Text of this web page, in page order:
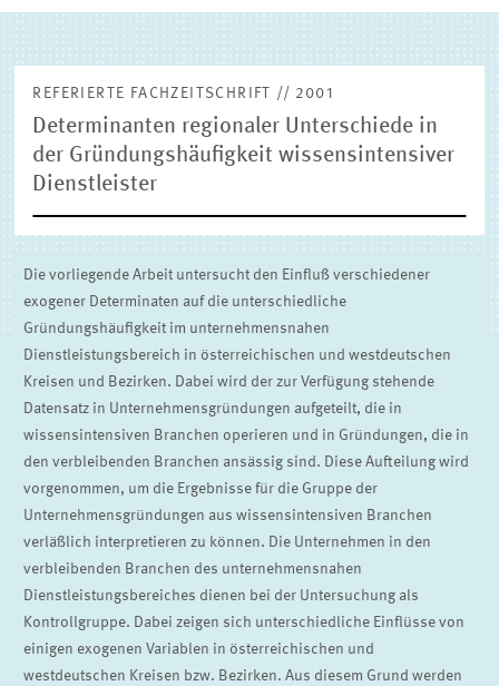
REFERIERTE FACHZEITSCHRIFT // 2001
Determinanten regionaler Unterschiede in
der Gründungshäufigkeit wissensintensiver
Dienstleister
Die vorliegende Arbeit untersucht den Einfluß verschiedener
exogener Determinaten auf die unterschiedliche
Gründungshäufigkeit im unternehmensnahen
Dienstleistungsbereich in österreichischen und westdeutschen
Kreisen und Bezirken. Dabei wird der zur Verfügung stehende
Datensatz in Unternehmensgründungen aufgeteilt, die in
wissensintensiven Branchen operieren und in Gründungen, die in
den verbleibenden Branchen ansässig sind. Diese Aufteilung wird
vorgenommen, um die Ergebnisse für die Gruppe der
Unternehmensgründungen aus wissensintensiven Branchen
verläßlich interpretieren zu können. Die Unternehmen in den
verbleibenden Branchen des unternehmensnahen
Dienstleistungsbereiches dienen bei der Untersuchung als
Kontrollgruppe. Dabei zeigen sich unterschiedliche Einflüsse von
einigen exogenen Variablen in österreichischen und
westdeutschen Kreisen bzw. Bezirken. Aus diesem Grund werden